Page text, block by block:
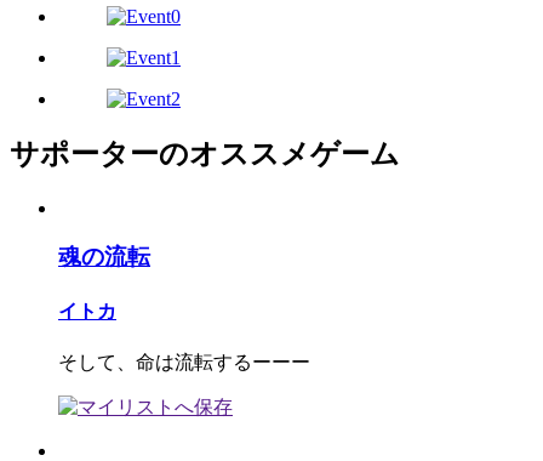
サポーターのオススメゲーム
魂の流転
イトカ
そして、命は流転するーーー